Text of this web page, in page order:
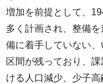
増加を前提として、
多く計画され、整備
備に着手していない
区間が残っており、
ける人口減少、少子